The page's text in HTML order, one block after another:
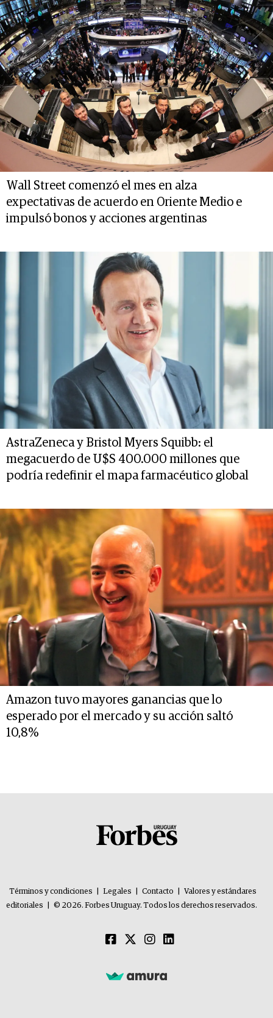
Wall Street comenzó el mes en alza
expectativas de acuerdo en Oriente Medio e
impulsó bonos y acciones argentinas
AstraZeneca y Bristol Myers Squibb: el
megacuerdo de U$S 400.000 millones que
podría redefinir el mapa farmacéutico global
Amazon tuvo mayores ganancias que lo
esperado por el mercado y su acción saltó
10,8%
Términos y condiciones Legales Contacto
Valores y estándares
editoriales
© 2026. Forbes Uruguay. Todos los derechos reservados.